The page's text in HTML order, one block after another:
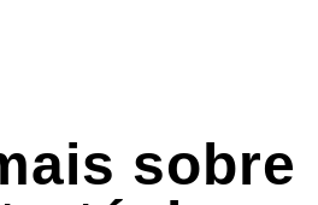
sobre